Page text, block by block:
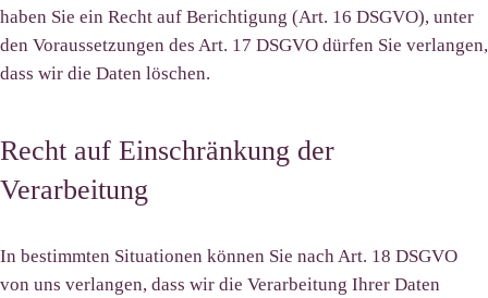
haben Sie ein Recht auf Berichtigung (Art. 16 DSGVO), unter
den Voraussetzungen des Art. 17 DSGVO dürfen Sie verlangen,
dass wir die Daten löschen.
Recht auf Einschränkung der
Verarbeitung
In bestimmten Situationen können Sie nach Art. 18 DSGVO
von uns verlangen, dass wir die Verarbeitung Ihrer Daten